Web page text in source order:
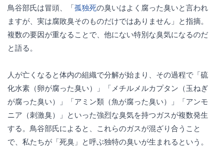
鳥谷部氏は冒頭、「孤独死の臭いはよく腐った臭いと言われ
ますが、実は腐敗臭そのものだけではありません」と指摘。
複数の要因が重なることで、他にない特別な臭気になるのだ
と語る。
人が亡くなると体内の組織で分解が始まり、その過程で「硫
化水素（卵が腐った臭い）」「メチルメルカプタン（玉ねぎ
が腐った臭い）」「アミン類（魚が腐った臭い）」「アンモ
ニア（刺激臭）」といった強烈な臭気を持つガスが複数発生
する。鳥谷部氏によると、これらのガスが混ざり合うこと
で、私たちが「死臭」と呼ぶ独特の臭いが生まれるという。